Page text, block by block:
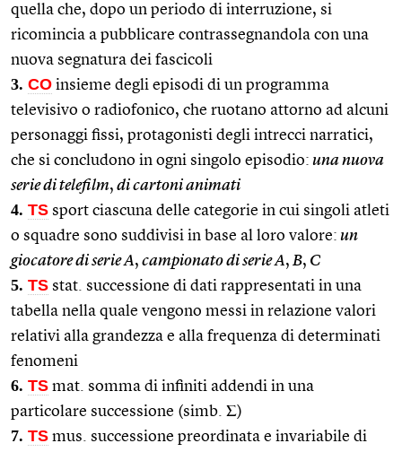
quella che, dopo un periodo di interruzione, si
ricomincia a pubblicare contrassegnandola con una
nuova segnatura dei fascicoli
3. CO insieme degli episodi di un programma
televisivo o radiofonico, che ruotano attorno ad alcuni
personaggi fissi, protagonisti degli intrecci narratici,
che si concludono in ogni singolo episodio: una nuova
serie di telefilm, di cartoni animati
4. TS sport ciascuna delle categorie in cui singoli atleti
o squadre sono suddivisi in base al loro valore: un
giocatore di serie A, campionato di serie A, B, C
5. TS stat. successione di dati rappresentati in una
tabella nella quale vengono messi in relazione valori
relativi alla grandezza e alla frequenza di determinati
fenomeni
6. TS mat. somma di infiniti addendi in una
particolare successione (simb. Σ)
7. TS mus. successione preordinata e invariabile di